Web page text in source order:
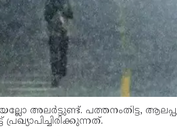
അലര്‍ട്ടുണ്ട്. പത്തനംതിട്ട,